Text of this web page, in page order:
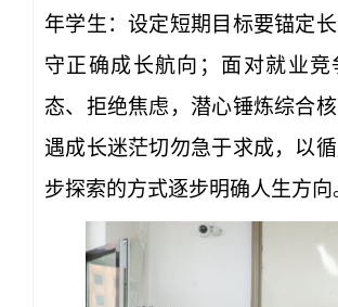
年学生：设定短期目标要锚定
守正确成长航向；面对就业竞
态、拒绝焦虑，潜心锤炼综合
遇成长迷茫切勿急于求成，以
步探索的方式逐步明确人生方向